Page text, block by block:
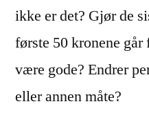
ikke er det? Gjør de
første 50 kronene
være gode? Endrer
eller annen måte?